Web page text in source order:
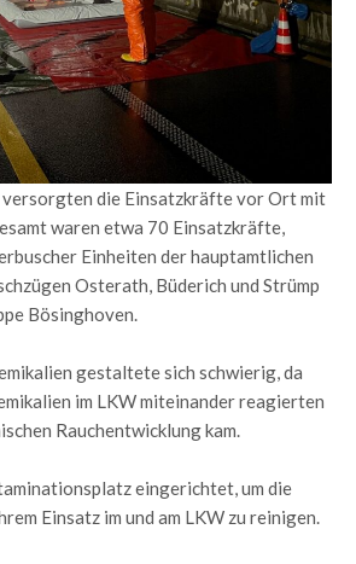
die Einsatzkräfte vor Ort mit
waren etwa 70 Einsatzkräfte,
Einheiten der hauptamtlichen
Osterath, Büderich und Strümp
Bösinghoven.
gestaltete sich schwierig, da
im LKW miteinander reagierten
Rauchentwicklung kam.
eingerichtet, um die
Einsatz im und am LKW zu reinigen.